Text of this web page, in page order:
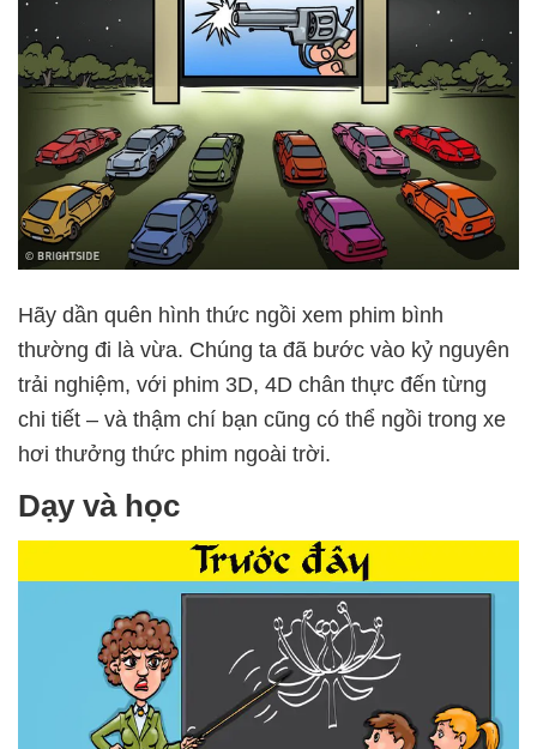
Hãy dần quên hình thức ngồi xem phim bình
thường đi là vừa. Chúng ta đã bước vào kỷ nguyên
trải nghiệm, với phim 3D, 4D chân thực đến từng
chi tiết – và thậm chí bạn cũng có thể ngồi trong xe
hơi thưởng thức phim ngoài trời.
Dạy và học